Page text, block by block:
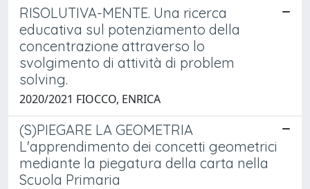
RISOLUTIVA-MENTE. Una ricerca
educativa sul potenziamento della
concentrazione attraverso lo
svolgimento di attività di problem
solving.
2020/2021 FIOCCO, ENRICA
(S)PIEGARE LA GEOMETRIA
L'apprendimento dei concetti geometrici
mediante la piegatura della carta nella
Scuola Primaria